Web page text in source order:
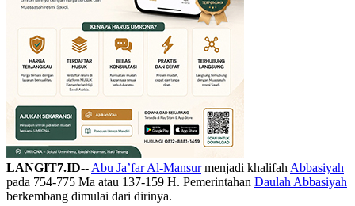
LANGIT7.ID-- Abu Ja’far Al-Mansurmenjadi khalifah Abbasiyah
pada 754-775 Ma atau 137-159 H. Pemerintahan Daulah Abbasiyah
berkembang dimulai dari dirinya.